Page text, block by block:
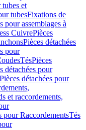
tubes et
tubesFixations de
pour assemblages à
CuivrePièces
Pièces détachées
pour
TésPièces
détachées pour
Pièces détachées pour
et raccordements,
pour RaccordementsTés